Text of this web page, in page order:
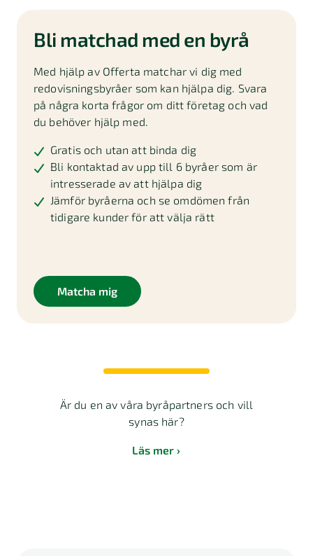
Bli matchad med en byrå
Med hjälp av Offerta matchar vi dig med
redovisningsbyråer som kan hjälpa dig. Svara
på några korta frågor om ditt företag och vad
du behöver hjälp med.
Gratis och utan att binda dig
Bli kontaktad av upp till 6 byråer som är
intresserade av att hjälpa dig
Jämför byråerna och se omdömen från
tidigare kunder för att välja rätt
Matcha mig
Är du en av våra byråpartners och vill
synas här?
Läs mer